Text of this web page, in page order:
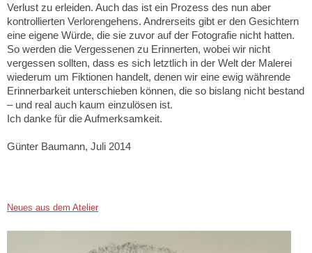
Verlust zu erleiden. Auch das ist ein Prozess des nun aber
kontrollierten Verlorengehens. Andrerseits gibt er den Gesichtern
eine eigene Würde, die sie zuvor auf der Fotografie nicht hatten.
So werden die Vergessenen zu Erinnerten, wobei wir nicht
vergessen sollten, dass es sich letztlich in der Welt der Malerei
wiederum um Fiktionen handelt, denen wir eine ewig währende
Erinnerbarkeit unterschieben können, die so bislang nicht bestand
– und real auch kaum einzulösen ist.
Ich danke für die Aufmerksamkeit.
Günter Baumann, Juli 2014
Neues aus dem Atelier